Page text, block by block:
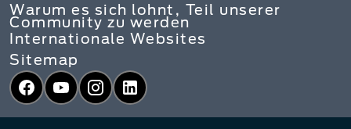
Warum es sich lohnt, Teil unserer
Community zu werden
Internationale Websites
Sitemap
Facebook
YouTubeInstagram
LinkedIn